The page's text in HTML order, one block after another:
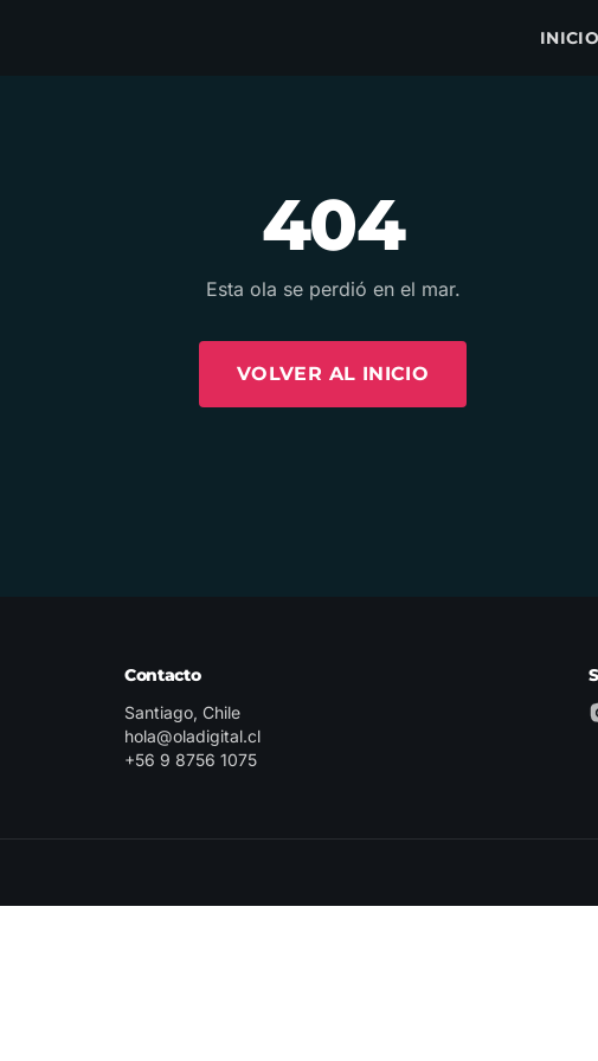
404
Esta ola se perdió en el mar.
VOLVER AL INICIO
Contacto
Santiago, Chile
hola@oladigital.cl
+56 9 8756 1075